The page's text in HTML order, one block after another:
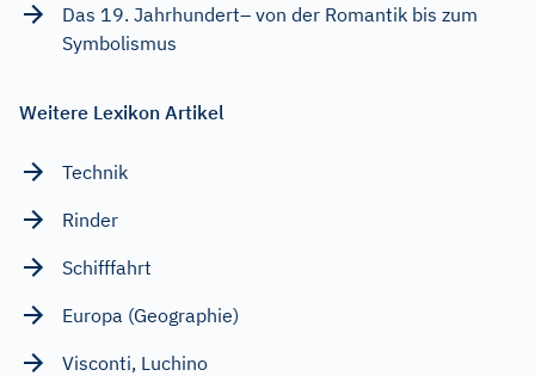
Das 19. Jahrhundert– von der Romantik bis zum
Symbolismus
Weitere Lexikon Artikel
Technik
Rinder
Schifffahrt
Europa (Geographie)
Visconti, Luchino